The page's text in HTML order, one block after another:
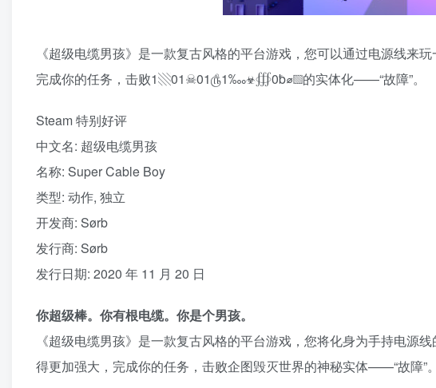
《超级电缆男孩》是一款复古风格的平台游戏，您可以通过电源线来
完成你的任务，击败1▧01☠01௹1‱☣∰0␢⌀▧的实体化——“故障”。
Steam 特别好评
中文名: 超级电缆男孩
名称: Super Cable Boy
类型: 动作, 独立
开发商: Sørb
发行商: Sørb
发行日期: 2020 年 11 月 20 日
你超级棒。你有根电缆。你是个男孩。
《超级电缆男孩》是一款复古风格的平台游戏，您将化身为手持电源
得更加强大，完成你的任务，击败企图毁灭世界的神秘实体——“故障”。